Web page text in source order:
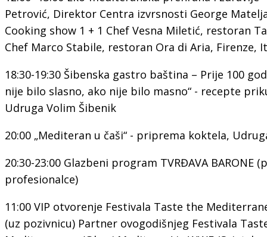
Petrović, Direktor Centra izvrsnosti George
Cooking show 1 + 1 Chef Vesna Miletić, restoran
Chef Marco Stabile, restoran Ora di Aria, Firenze,
18:30-19:30 Šibenska gastro baština – Prije 100
nije bilo slasno, ako nije bilo masno“ - recepte
Udruga Volim Šibenik
20:00 „Mediteran u čaši“ - priprema koktela,
20:30-23:00 Glazbeni program TVRĐAVA BARONE
profesionalce)
11:00 VIP otvorenje Festivala Taste the
(uz pozivnicu) Partner ovogodišnjeg Festivala